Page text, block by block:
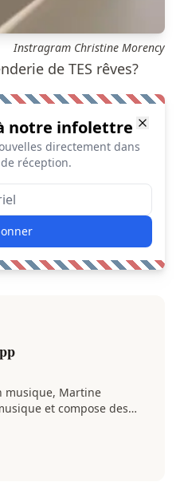
Instragram Christine Morency
de TES rêves?
notre infolettre
directement dans
réception.
musique, Martine
et compose des
pendant ses temps
intérieur, elle suit de